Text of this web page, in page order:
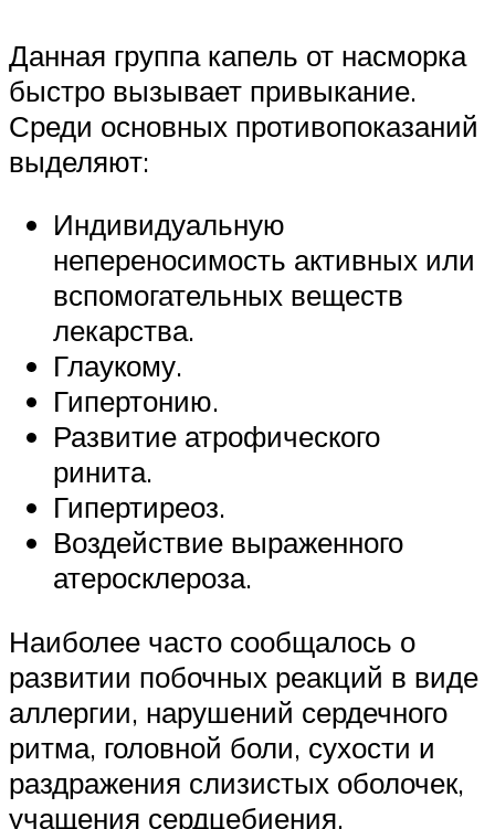
Данная группа капель от насморка
быстро вызывает привыкание.
Среди основных противопоказаний
выделяют:
Индивидуальную
непереносимость активных или
вспомогательных веществ
лекарства.
Глаукому.
Гипертонию.
Развитие атрофического
ринита.
Гипертиреоз.
Воздействие выраженного
атеросклероза.
Наиболее часто сообщалось о
развитии побочных реакций в виде
аллергии, нарушений сердечного
ритма, головной боли, сухости и
раздражения слизистых оболочек,
учащения сердцебиения,